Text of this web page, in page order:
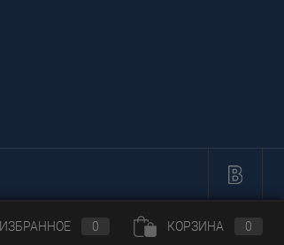
ИЗБРАННОЕ 0 КОРЗИНА 0